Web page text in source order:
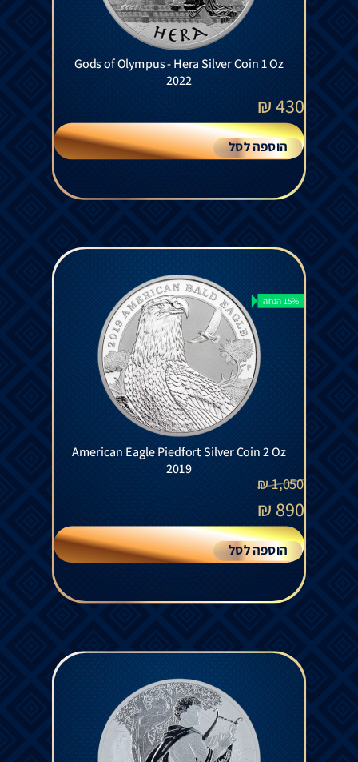
Gods of Olympus - Hera Silver Coin 1 Oz
2022
430
₪
הוספה לסל
15% הנחה
American Eagle Piedfort Silver Coin 2 Oz
2019
1,050
₪
890
₪
הוספה לסל